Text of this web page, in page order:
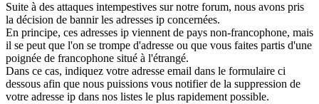
Suite à des attaques intempestives sur notre forum, nous avons pris
la décision de bannir les adresses ip concernées.
En principe, ces adresses ip viennent de pays non-francophone, mais
il se peut que l'on se trompe d'adresse ou que vous faites partis d'une
poignée de francophone situé à l'étrangé.
Dans ce cas, indiquez votre adresse email dans le formulaire ci
dessous afin que nous puissions vous notifier de la suppression de
votre adresse ip dans nos listes le plus rapidement possible.